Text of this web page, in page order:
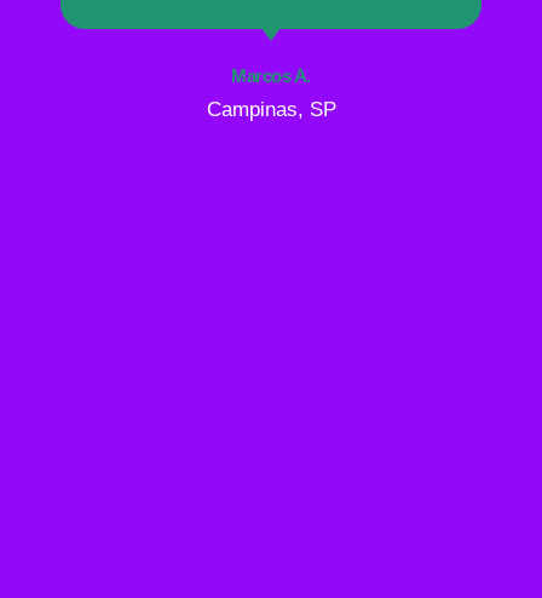
Marcos A.
Campinas, SP